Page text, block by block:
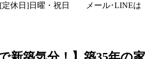
休日]日曜・祝日
メール･LINEは